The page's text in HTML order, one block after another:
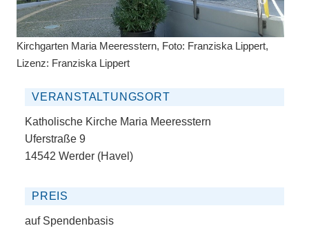
Kirchgarten Maria Meeresstern, Foto: Franziska Lippert,
Lizenz: Franziska Lippert
VERANSTALTUNGSORT
Katholische Kirche Maria Meeresstern
Uferstraße 9
14542 Werder (Havel)
PREIS
auf Spendenbasis